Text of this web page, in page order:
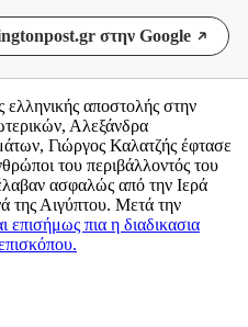
στην Google
ελληνικής αποστολής στην
Αλεξάνδρα
Γιώργος Καλατζής έφτασε
του περιβάλλοντός του
ασφαλώς από την Ιερά
της Αιγύπτου. Μετά την
επισήμως πια η διαδικασια